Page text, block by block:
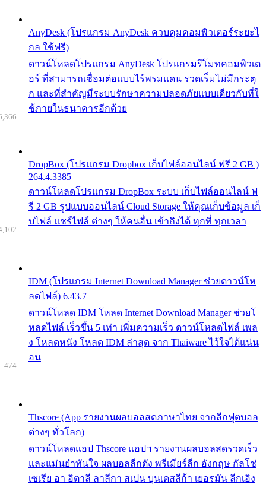
AnyDesk (โปรแกรม AnyDesk ควบคุมคอมพิวเตอร์ระยะไ
กล ใช้ฟรี)
ดาวน์โหลดโปรแกรม AnyDesk โปรแกรมรีโมทคอมพิวเต
อร์ ที่สามารถเชื่อมต่อแบบไร้พรมแดน รวดเร็มไม่มีกระตุ
ก และที่สำคัญมีระบบรักษาความปลอดภัยแบบเดียวกับที่ใ
ช้ภายในธนาคารอีกด้วย
DropBox (โปรแกรม Dropbox เก็บไฟล์ออนไลน์ ฟรี 2 GB )
264.4.3385
ดาวน์โหลดโปรแกรม DropBox ระบบ เก็บไฟล์ออนไลน์ ฟ
รี 2 GB รูปแบบออนไลน์ Cloud Storage ให้คุณเก็บข้อมูล เก็
บไฟล์ แชร์ไฟล์ ต่างๆ ให้คนอื่น เข้าถึงได้ ทุกที่ ทุกเวลา
IDM (โปรแกรม Internet Download Manager ช่วยดาวน์โห
ลดไฟล์) 6.43.7
ดาวน์โหลด IDM โหลด Internet Download Manager ช่วยโ
หลดไฟล์ เร็วขึ้น 5 เท่า เพิ่มความเร็ว ดาวน์โหลดไฟล์ เพล
ง โหลดหนัง โหลด IDM ล่าสุด จาก Thaiware ไว้ใจได้แน่น
อน
Thscore (App รายงานผลบอลสดภาษาไทย จากลีกฟุตบอล
ต่างๆ ทั่วโลก)
ดาวน์โหลดแอป Thscore แอปฯ รายงานผลบอลสดรวดเร็ว
และแม่นยำทันใจ ผลบอลลีกดัง พรีเมียร์ลีก อังกฤษ กัลโช่
เซเรีย อา อิตาลี ลาลีกา สเปน บุนเดสลีก้า เยอรมัน ลีกเอิง
474